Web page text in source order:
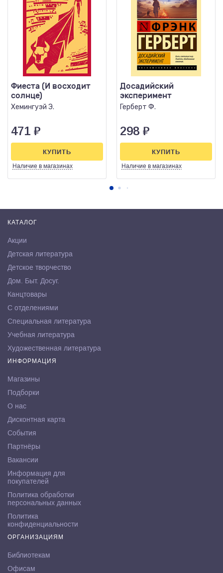
Фиеста (И восходит
солнце)
Хемингуэй Э.
471 ₽
Наличие в магазинах
КУПИТЬ
Досадийский
эксперимент
Герберт Ф.
298 ₽
Наличие в магазинах
КУПИТЬ
КАТАЛОГ
Акции
Детская литература
Детское творчество
Дом. Быт. Досуг.
Канцтовары
С отделениями
Специальная литература
Учебная литература
Художественная литература
ИНФОРМАЦИЯ
Магазины
Подборки
О нас
Дисконтная карта
События
Партнёры
Вакансии
Информация для
покупателей
Политика обработки
персональных данных
Политика
конфиденциальности
ОРГАНИЗАЦИЯМ
Библиотекам
Офисам